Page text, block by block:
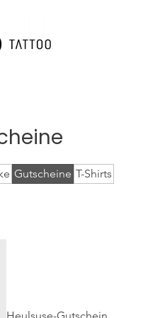
Gutscheine T-Shirts
Heulsuse-Gutschein